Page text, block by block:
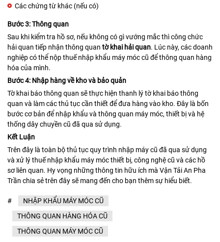
Các chứng từ khác (nếu có)
Bước 3: Thông quan
Sau khi kiểm tra hồ sơ, nếu không có gì vướng mắc thì công chức
hải quan tiếp nhận thông quan tờ khai hải quan. Lúc này, các doanh
nghiệp có thể nộp thuế nhập khẩu máy móc cũ để thông quan hàng
hóa của mình.
Bước 4: Nhập hàng về kho và bảo quản
Tờ khai báo thông quan sẽ thực hiện thanh lý tờ khai báo thông
quan và làm các thủ tục cần thiết để đưa hàng vào kho. Đây là bốn
bước cơ bản để nhập khẩu và thông quan máy móc, thiết bị và hệ
thống dây chuyền cũ đã qua sử dụng.
Kết Luận
Trên đây là toàn bộ thủ tục quy trình nhập máy cũ đã qua sử dụng
và xử lý thuế nhập khẩu máy móc thiết bị, công nghệ cũ và các hồ
sơ liên quan. Hy vọng những thông tin hữu ích mà Vận Tải An Pha
Trần chia sẻ trên đây sẽ mang đến cho bạn thêm sự hiểu biết.
#
NHẬP KHẨU MÁY MÓC CŨ
THÔNG QUAN HÀNG HÓA CŨ
THÔNG QUAN MÁY MÓC CŨ